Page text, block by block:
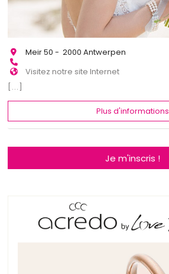
Meir 50 - 2000 Antwerpen
Visitez notre site Internet
[...]
Plus d'informations
Je m'inscris !